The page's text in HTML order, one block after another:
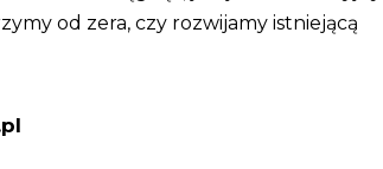
od zera, czy rozwijamy istniejącą